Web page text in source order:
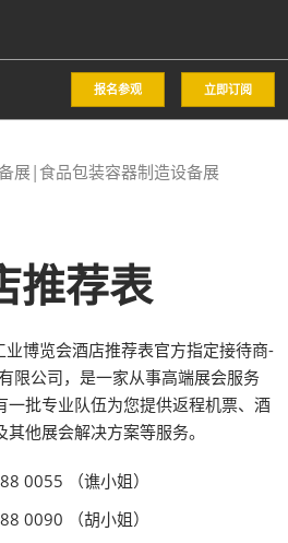
报名参观 立即订阅
展|食品包装容器制造设备展
推荐表
业博览会酒店推荐表官方指定接待商-
限公司，是一家从事高端展会服务
一批专业队伍为您提供返程机票、酒
他展会解决方案等服务。
0055 （谯小姐）
0090 （胡小姐）